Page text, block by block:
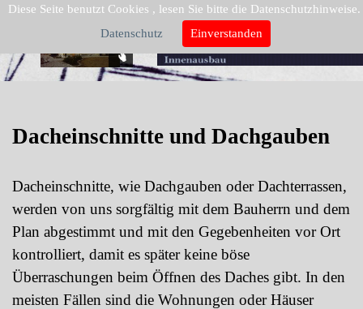
Diese Seite benutzt Cookies , lesen Sie bitte die Datenschutzhinweise.
Datenschutz
Einverstanden
Dacheinschnitte und Dachgauben
Dacheinschnitte, wie Dachgauben oder Dachterrassen,
werden von uns sorgfältig mit dem Bauherrn und dem
Plan abgestimmt und mit den Gegebenheiten vor Ort
kontrolliert, damit es später keine böse
Überraschungen beim Öffnen des Daches gibt. In den
meisten Fällen sind die Wohnungen oder Häuser